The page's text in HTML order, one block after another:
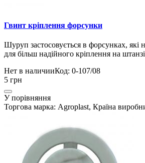
Гвинт кріплення форсунки
Шуруп застосовується в форсунках,
для більш надійного кріплення на
Нет в наличииКод: 0-107/08
5 грн
У порівняння
Торгова марка: Agroplast, Країна